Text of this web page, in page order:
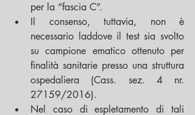
per la “fascia C”.
Il consenso, tuttavia, non è
necessario laddove il test sia svolto
su campione ematico ottenuto per
finalità sanitarie presso una struttura
ospedaliera (Cass. sez. 4 nr.
27159/2016).
Nel caso di espletamento di tali